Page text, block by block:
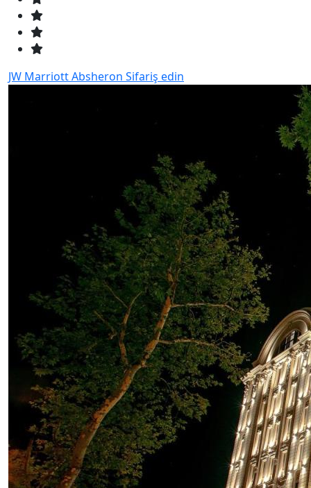
JW Marriott Absheron Sifariş edin